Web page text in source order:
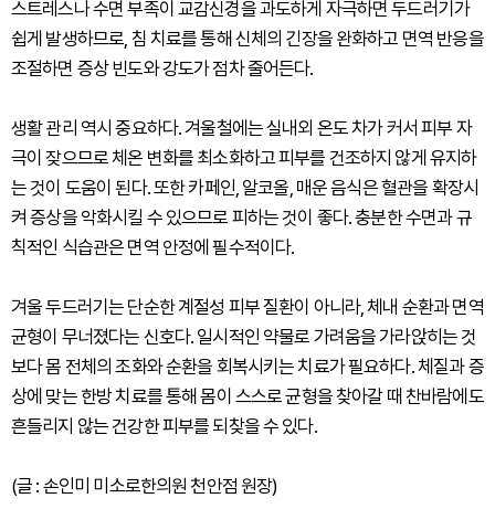
스트레스나 수면 부족이 교감신경을 과도하게 자극하면 두드러기가
쉽게 발생하므로, 침 치료를 통해 신체의 긴장을 완화하고 면역 반응을
조절하면 증상 빈도와 강도가 점차 줄어든다.
생활 관리 역시 중요하다. 겨울철에는 실내외 온도 차가 커서 피부 자
극이 잦으므로 체온 변화를 최소화하고 피부를 건조하지 않게 유지하
는 것이 도움이 된다. 또한 카페인, 알코올, 매운 음식은 혈관을 확장시
켜 증상을 악화시킬 수 있으므로 피하는 것이 좋다. 충분한 수면과 규
칙적인 식습관은 면역 안정에 필수적이다.
겨울 두드러기는 단순한 계절성 피부 질환이 아니라, 체내 순환과 면역
균형이 무너졌다는 신호다. 일시적인 약물로 가려움을 가라앉히는 것
보다 몸 전체의 조화와 순환을 회복시키는 치료가 필요하다. 체질과 증
상에 맞는 한방 치료를 통해 몸이 스스로 균형을 찾아갈 때 찬바람에도
흔들리지 않는 건강한 피부를 되찾을 수 있다.
(글 : 손인미 미소로한의원 천안점 원장)